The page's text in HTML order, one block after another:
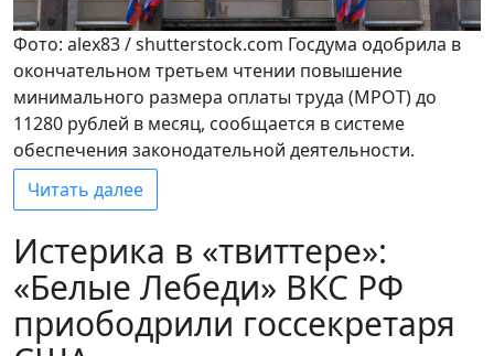
Фото: alex83 / shutterstock.com Госдума одобрила в
окончательном третьем чтении повышение
минимального размера оплаты труда (МРОТ) до
11280 рублей в месяц, сообщается в системе
обеспечения законодательной деятельности.
Читать далее
Истерика в «твиттере»:
«Белые Лебеди» ВКС РФ
приободрили госсекретаря